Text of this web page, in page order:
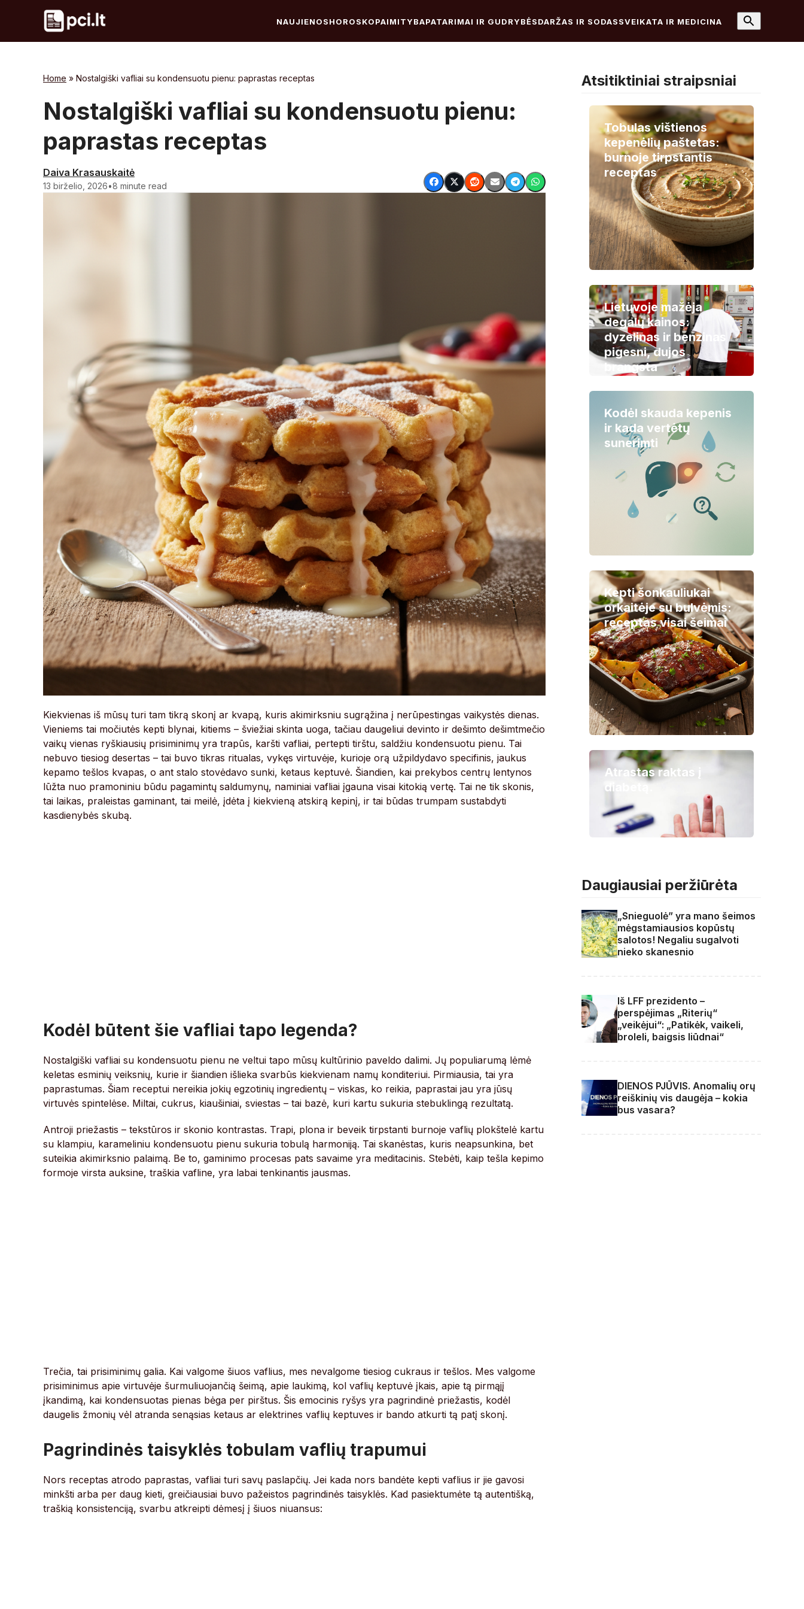
NAUJIENOSHOROSKOPAIMITYBAPATARIMAI IR GUDRYBĖSDARŽAS IR SODASSVEIKATA IR MEDICINA
Home » Nostalgiški vafliai su kondensuotu pienu: paprastas receptas
Nostalgiški vafliai su kondensuotu pienu:
paprastas receptas
Daiva Krasauskaitė
13 birželio, 2026•8 minute read
Kiekvienas iš mūsų turi tam tikrą skonį ar kvapą, kuris akimirksniu sugrąžina į nerūpestingas vaikystės dienas.
Vieniems tai močiutės kepti blynai, kitiems – šviežiai skinta uoga, tačiau daugeliui devinto ir dešimto dešimtmečio
vaikų vienas ryškiausių prisiminimų yra trapūs, karšti vafliai, pertepti tirštu, saldžiu kondensuotu pienu. Tai
nebuvo tiesiog desertas – tai buvo tikras ritualas, vykęs virtuvėje, kurioje orą užpildydavo specifinis, jaukus
kepamo tešlos kvapas, o ant stalo stovėdavo sunki, ketaus keptuvė. Šiandien, kai prekybos centrų lentynos
lūžta nuo pramoniniu būdu pagamintų saldumynų, naminiai vafliai įgauna visai kitokią vertę. Tai ne tik skonis,
tai laikas, praleistas gaminant, tai meilė, įdėta į kiekvieną atskirą kepinį, ir tai būdas trumpam sustabdyti
kasdienybės skubą.
Kodėl būtent šie vafliai tapo legenda?
Nostalgiški vafliai su kondensuotu pienu ne veltui tapo mūsų kultūrinio paveldo dalimi. Jų populiarumą lėmė
keletas esminių veiksnių, kurie ir šiandien išlieka svarbūs kiekvienam namų konditeriui. Pirmiausia, tai yra
paprastumas. Šiam receptui nereikia jokių egzotinių ingredientų – viskas, ko reikia, paprastai jau yra jūsų
virtuvės spintelėse. Miltai, cukrus, kiaušiniai, sviestas – tai bazė, kuri kartu sukuria stebuklingą rezultatą.
Antroji priežastis – tekstūros ir skonio kontrastas. Trapi, plona ir beveik tirpstanti burnoje vaflių plokštelė kartu
su klampiu, karameliniu kondensuotu pienu sukuria tobulą harmoniją. Tai skanėstas, kuris neapsunkina, bet
suteikia akimirksnio palaimą. Be to, gaminimo procesas pats savaime yra meditacinis. Stebėti, kaip tešla kepimo
formoje virsta auksine, traškia vafline, yra labai tenkinantis jausmas.
Trečia, tai prisiminimų galia. Kai valgome šiuos vaflius, mes nevalgome tiesiog cukraus ir tešlos. Mes valgome
prisiminimus apie virtuvėje šurmuliuojančią šeimą, apie laukimą, kol vaflių keptuvė įkais, apie tą pirmąjį
įkandimą, kai kondensuotas pienas bėga per pirštus. Šis emocinis ryšys yra pagrindinė priežastis, kodėl
daugelis žmonių vėl atranda senąsias ketaus ar elektrines vaflių keptuves ir bando atkurti tą patį skonį.
Pagrindinės taisyklės tobulam vaflių trapumui
Nors receptas atrodo paprastas, vafliai turi savų paslapčių. Jei kada nors bandėte kepti vaflius ir jie gavosi
minkšti arba per daug kieti, greičiausiai buvo pažeistos pagrindinės taisyklės. Kad pasiektumėte tą autentišką,
traškią konsistenciją, svarbu atkreipti dėmesį į šiuos niuansus:
Atsitiktiniai straipsniai
Tobulas vištienos
kepenėlių paštetas:
burnoje tirpstantis
receptas
Lietuvoje mažėja
degalų kainos:
dyzelinas ir benzinas
pigesni, dujos
brangsta
Kodėl skauda kepenis
ir kada vertėtų
sunerimti
Kepti šonkauliukai
orkaitėje su bulvėmis:
receptas visai šeimai
Atrastas raktas į
diabetą.
Daugiausiai peržiūrėta
„Snieguolė” yra mano šeimos
mėgstamiausios kopūstų
salotos! Negaliu sugalvoti
nieko skanesnio
Iš LFF prezidento –
perspėjimas „Riterių“
„veikėjui“: „Patikėk, vaikeli,
broleli, baigsis liūdnai“
DIENOS PJŪVIS. Anomalių orų
reiškinių vis daugėja – kokia
bus vasara?